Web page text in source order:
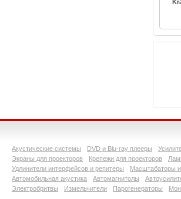
Акустические системы
DVD и Blu-ray плееры
Экраны для проекторов
Крепежи для проекторов
Удлинители интерфейсов и репитеры
Масштабаторы и
Автомобильная акустика
Автомагнитолы
Электробритвы
Измельчители Парогенераторы